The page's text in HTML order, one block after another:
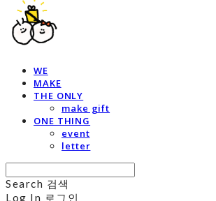
WE
MAKE
THE ONLY
make gift
ONE THING
event
letter
Search 검색
Log In 로그인